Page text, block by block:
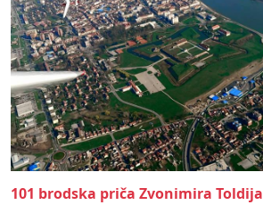
101 brodska priča Zvonimira Toldija